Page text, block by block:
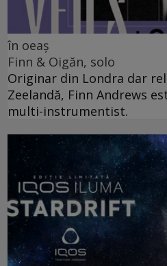
în oeaș
Finn & Oigăn, solo
Originar din Londra dar
Zeelandă, Finn Andrews
multi-instrumentist.